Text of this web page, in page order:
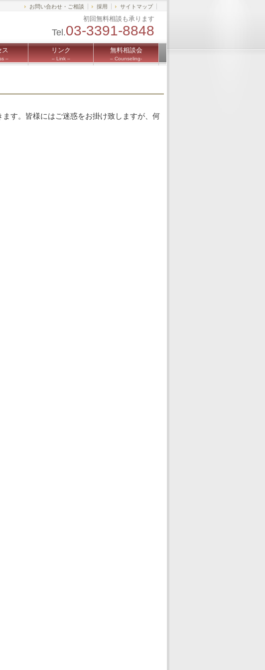
初回無料相談も承ります
Tel.03-3391-8848
お問い合わせ・ご相談 採用 サイトマップ
ス
–
リンク
– Link –
無料相談会
– Counseling-
す。皆様にはご迷惑をお掛け致しますが、何